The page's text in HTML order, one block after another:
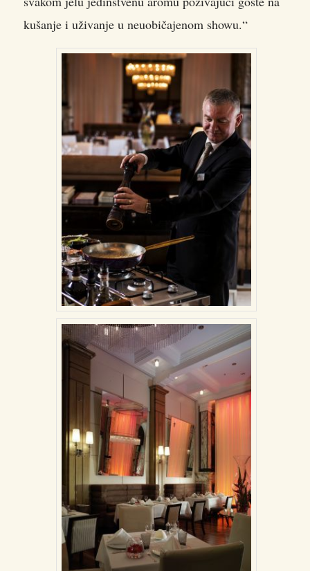
kušanje i uživanje u neuobičajenom showu.“